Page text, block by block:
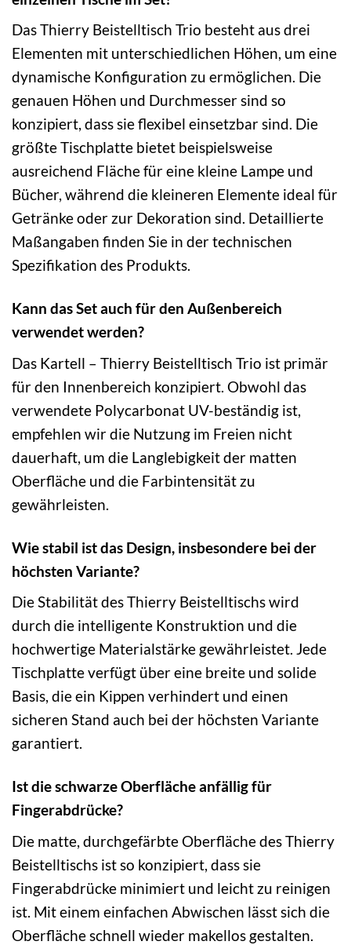
Das Thierry Beistelltisch Trio besteht aus drei
Elementen mit unterschiedlichen Höhen, um eine
dynamische Konfiguration zu ermöglichen. Die
genauen Höhen und Durchmesser sind so
konzipiert, dass sie flexibel einsetzbar sind. Die
größte Tischplatte bietet beispielsweise
ausreichend Fläche für eine kleine Lampe und
Bücher, während die kleineren Elemente ideal für
Getränke oder zur Dekoration sind. Detaillierte
Maßangaben finden Sie in der technischen
Spezifikation des Produkts.
Kann das Set auch für den Außenbereich
verwendet werden?
Das Kartell – Thierry Beistelltisch Trio ist primär
für den Innenbereich konzipiert. Obwohl das
verwendete Polycarbonat UV-beständig ist,
empfehlen wir die Nutzung im Freien nicht
dauerhaft, um die Langlebigkeit der matten
Oberfläche und die Farbintensität zu
gewährleisten.
Wie stabil ist das Design, insbesondere bei der
höchsten Variante?
Die Stabilität des Thierry Beistelltischs wird
durch die intelligente Konstruktion und die
hochwertige Materialstärke gewährleistet. Jede
Tischplatte verfügt über eine breite und solide
Basis, die ein Kippen verhindert und einen
sicheren Stand auch bei der höchsten Variante
garantiert.
Ist die schwarze Oberfläche anfällig für
Fingerabdrücke?
Die matte, durchgefärbte Oberfläche des Thierry
Beistelltischs ist so konzipiert, dass sie
Fingerabdrücke minimiert und leicht zu reinigen
ist. Mit einem einfachen Abwischen lässt sich die
Oberfläche schnell wieder makellos gestalten.